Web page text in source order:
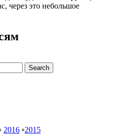
через это небольшое
Search
2016 ▫2015